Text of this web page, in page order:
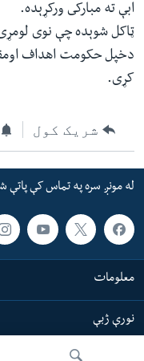
ابې ته مبارکى ورکړېده.
ټاکل شوېده چې نوى
دخپل حکومت اهداف
کړى.
شریک کول
له مونږ سره په تماس کې پاتې
معلومات
نورې ژبې